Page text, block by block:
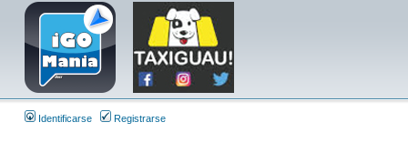
Identificarse Registrarse